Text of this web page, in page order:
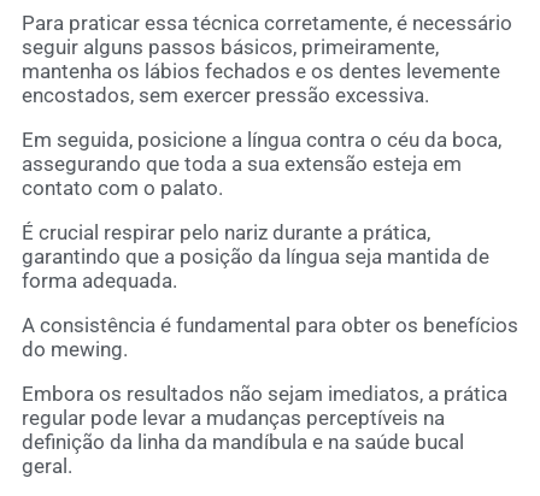
Para praticar essa técnica corretamente, é necessário
seguir alguns passos básicos, primeiramente,
mantenha os lábios fechados e os dentes levemente
encostados, sem exercer pressão excessiva.
Em seguida, posicione a língua contra o céu da boca,
assegurando que toda a sua extensão esteja em
contato com o palato.
É crucial respirar pelo nariz durante a prática,
garantindo que a posição da língua seja mantida de
forma adequada.
A consistência é fundamental para obter os benefícios
do mewing.
Embora os resultados não sejam imediatos, a prática
regular pode levar a mudanças perceptíveis na
definição da linha da mandíbula e na saúde bucal
geral.